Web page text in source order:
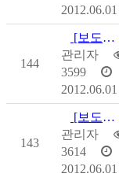
2012.06.01
144
[보도자료] 장애인직업능력개발사업 발전을 위한 소통과 공감
관리자
3599
2012.06.01
143
[보도자료] 우리은행, 장애인고용에 적극 나선다
관리자
3614
2012.06.01